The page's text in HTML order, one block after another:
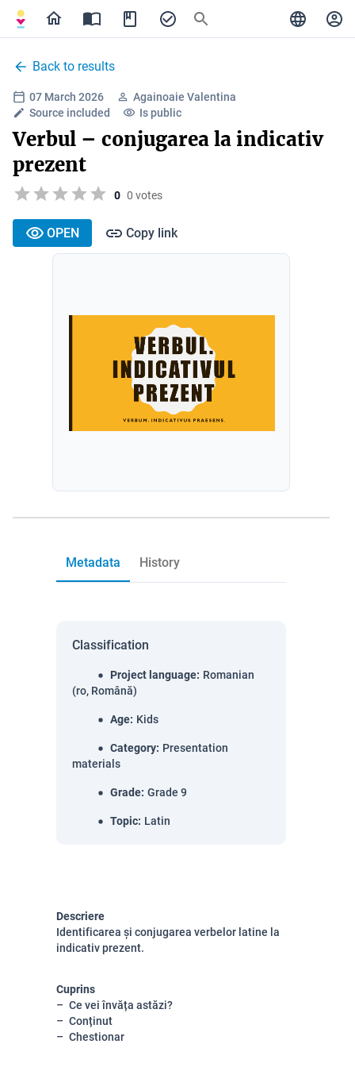
Back to results
07 March 2026
Againoaie Valentina
Source included
Is public
Verbul – conjugarea la indicativ
prezent
0 0 votes
OPEN Copy link
Metadata History
Classification
Project language: Romanian
(ro, Română)
Age: Kids
Category: Presentation
materials
Grade: Grade 9
Topic: Latin
Descriere
Identificarea și conjugarea verbelor latine la
indicativ prezent.
Cuprins
Ce vei învăța astăzi?
Conținut
Chestionar